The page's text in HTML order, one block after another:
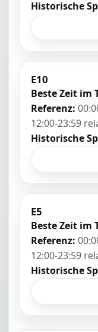
Historische
E10
Beste Zeit im
Referenz:
12:00-23:59
Historische
E5
Beste Zeit im
Referenz:
12:00-23:59
Historische